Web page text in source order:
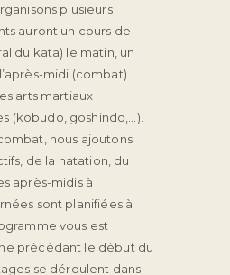
plusieurs
auront un cours de
du kata) le matin, un
midi (combat)
arts martiaux
(kobudo, goshindo,…).
nous ajoutons
de la natation, du
après-midis à
sont planifiées à
vous est
précédant le début du
se déroulent dans